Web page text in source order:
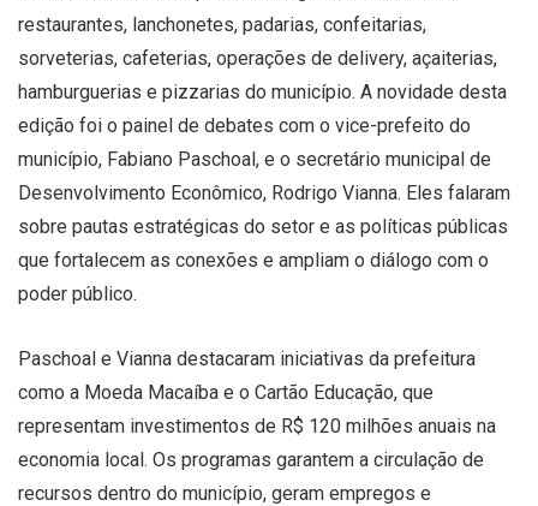
restaurantes, lanchonetes, padarias, confeitarias,
sorveterias, cafeterias, operações de delivery, açaiterias,
hamburguerias e pizzarias do município. A novidade desta
edição foi o painel de debates com o vice-prefeito do
município, Fabiano Paschoal, e o secretário municipal de
Desenvolvimento Econômico, Rodrigo Vianna. Eles falaram
sobre pautas estratégicas do setor e as políticas públicas
que fortalecem as conexões e ampliam o diálogo com o
poder público.
Paschoal e Vianna destacaram iniciativas da prefeitura
como a Moeda Macaíba e o Cartão Educação, que
representam investimentos de R$ 120 milhões anuais na
economia local. Os programas garantem a circulação de
recursos dentro do município, geram empregos e